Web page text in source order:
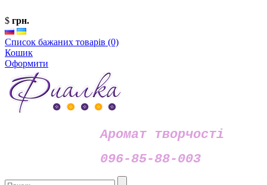
$ грн.
Список бажаних товарів (0)
Кошик
Оформити
Аромат творчості
096-85-88-003